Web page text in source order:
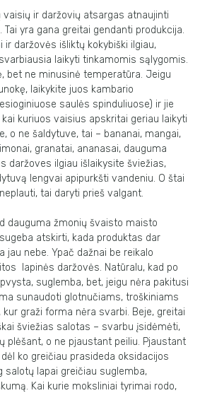
vaisių ir daržovių atsargas atnaujinti
Tai yra gana greitai gendanti produkcija.
ir daržovės išliktų kokybiški ilgiau,
laikyti tinkamomis sąlygomis.
bet ne minusinė temperatūra. Jeigu
laikykite juos kambario
saulės spinduliuose) ir jie
kuriuos vaisius apskritai geriau laikyti
o ne šaldytuve, tai – bananai, mangai,
granatai, ananasai, dauguma
daržoves ilgiau išlaikysite šviežias,
lengvai apipurkšti vandeniu. O štai
tai daryti prieš valgant.
dauguma žmonių švaisto maisto
atskirti, kada produktas dar
jau nebe. Ypač dažnai be reikalo
lapinės daržovės. Natūralu, kad po
suglemba, bet, jeigu nėra pakitusi
sunaudoti glotnučiams, troškiniams
graži forma nėra svarbi. Beje, greitai
šviežias salotas – svarbu įsidėmėti,
plėšant, o ne pjaustant peiliu. Pjaustant
ko greičiau prasideda oksidacijos
salotų lapai greičiau suglemba,
Kai kurie moksliniai tyrimai rodo,